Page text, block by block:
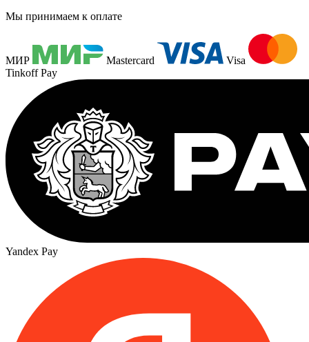
Мы принимаем к оплате
МИР Mastercard
Visa
Tinkoff Pay
Yandex Pay